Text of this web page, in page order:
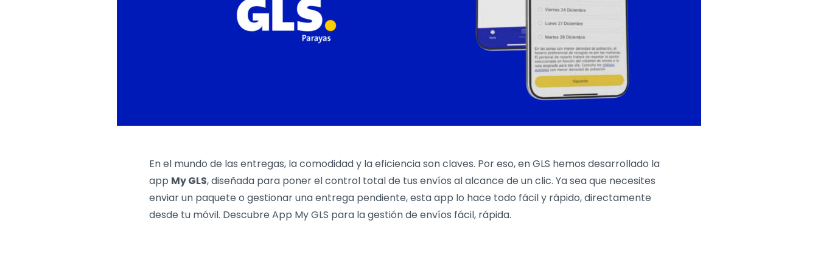
En el mundo de las entregas, la comodidad y la eficiencia son claves. Por eso, en GLS hemos desarrollado la
app My GLS, diseñada para poner el control total de tus envíos al alcance de un clic. Ya sea que necesites
enviar un paquete o gestionar una entrega pendiente, esta app lo hace todo fácil y rápido, directamente
desde tu móvil. Descubre App My GLS para la gestión de envíos fácil, rápida.